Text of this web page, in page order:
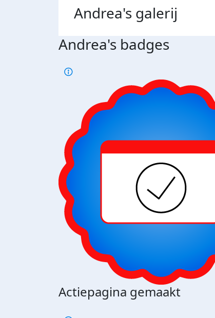
Andrea's galerij
Andrea's badges
Actiepagina gemaakt